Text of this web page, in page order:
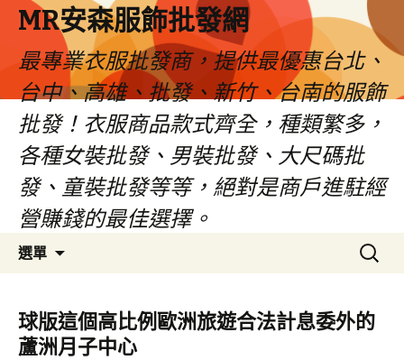
MR安森服飾批發網
最專業衣服批發商，提供最優惠台北、
台中、高雄、批發、新竹、台南的服飾
批發！衣服商品款式齊全，種類繁多，
各種女裝批發、男裝批發、大尺碼批
發、童裝批發等等，絕對是商戶進駐經
營賺錢的最佳選擇。
選單
容
區
搜
尋
鍵
字:
球版這個高比例歐洲旅遊合法計息委外的
蘆洲月子中心